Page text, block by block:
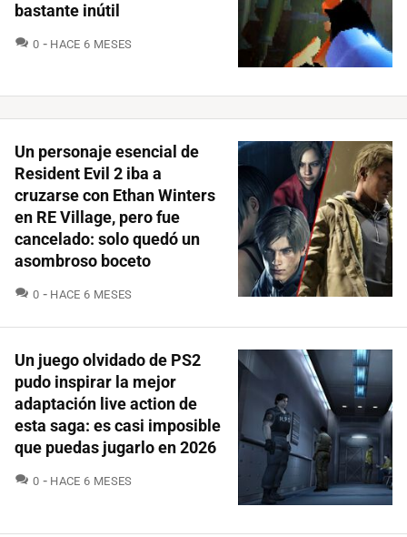
bastante inútil
0 COMENTARIOS
HACE 6 MESES
Un personaje esencial de
Resident Evil 2 iba a
cruzarse con Ethan Winters
en RE Village, pero fue
cancelado: solo quedó un
asombroso boceto
0 COMENTARIOS
HACE 6 MESES
Un juego olvidado de PS2
pudo inspirar la mejor
adaptación live action de
esta saga: es casi imposible
que puedas jugarlo en 2026
0 COMENTARIOS
HACE 6 MESES